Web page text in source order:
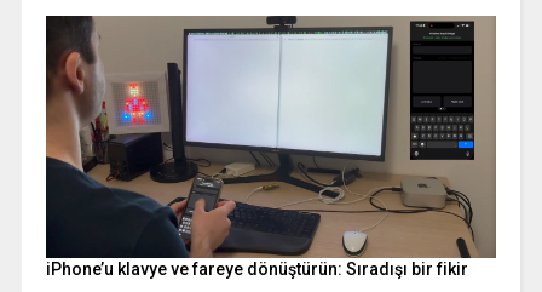
iPhone’u klavye ve fareye dönüştürün: Sıradışı bir fikir